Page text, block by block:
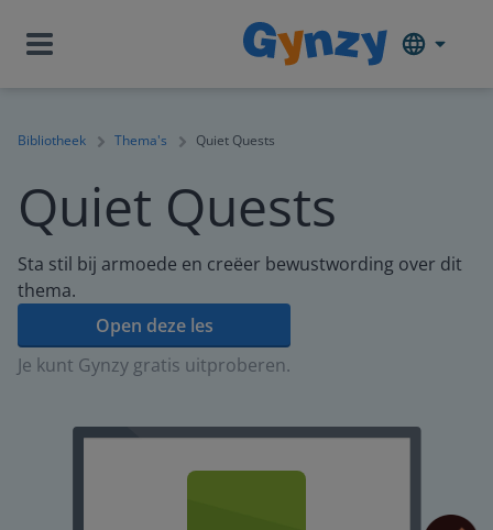
Bibliotheek Thema's Quiet Quests
Quiet Quests
Sta stil bij armoede en creëer bewustwording over dit
thema.
Open deze les
Je kunt Gynzy gratis uitproberen.